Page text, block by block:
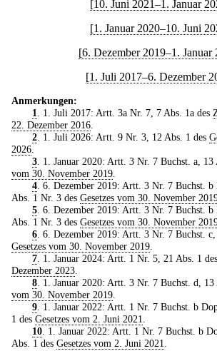
[10. Juni 2021–1. Januar
[1. Januar 2020–10. Juni
[6. Dezember 2019–1. Januar
[1. Juli 2017–6. Dezember
Anmerkungen:
1. 1. Juli 2017: Artt. 3a Nr. 7, 7 Abs. 1a des
22. Dezember 2016.
2. 1. Juli 2026: Artt. 9 Nr. 3, 12 Abs. 1 des
2026.
3. 1. Januar 2020: Artt. 3 Nr. 7 Buchst. a, 13
vom 30. November 2019.
4. 6. Dezember 2019: Artt. 3 Nr. 7 Buchst. b
Abs. 1 Nr. 3 des Gesetzes vom 30. November
5. 6. Dezember 2019: Artt. 3 Nr. 7 Buchst. b
Abs. 1 Nr. 3 des Gesetzes vom 30. November
6. 6. Dezember 2019: Artt. 3 Nr. 7 Buchst.
Gesetzes vom 30. November 2019.
7. 1. Januar 2024: Artt. 1 Nr. 5, 21 Abs. 1 des
Dezember 2023.
8. 1. Januar 2020: Artt. 3 Nr. 7 Buchst. d, 13
vom 30. November 2019.
9. 1. Januar 2022: Artt. 1 Nr. 7 Buchst. b
1 des Gesetzes vom 2. Juni 2021.
10. 1. Januar 2022: Artt. 1 Nr. 7 Buchst. b
Abs. 1 des Gesetzes vom 2. Juni 2021.